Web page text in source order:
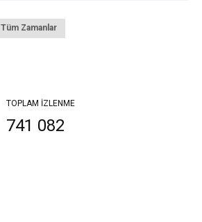
Tüm Zamanlar
TOPLAM İZLENME
741 082